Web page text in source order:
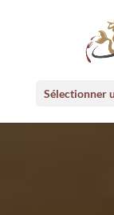
Sélectionner